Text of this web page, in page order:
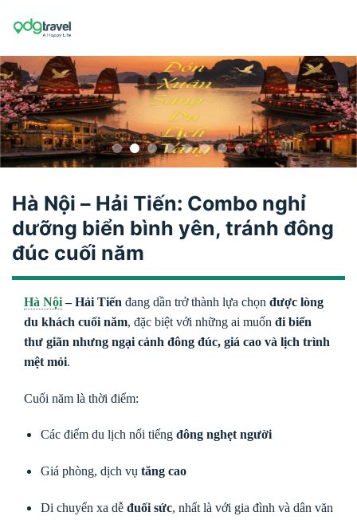
Hà Nội – Hải Tiến: Combo nghỉ
dưỡng biển bình yên, tránh đông
đúc cuối năm
Hà Nội– Hải Tiến đang dần trở thành lựa chọn được lòng
du khách cuối năm, đặc biệt với những ai muốn đi biển
thư giãn nhưng ngại cảnh đông đúc, giá cao và lịch trình
mệt mỏi.
Cuối năm là thời điểm:
Các điểm du lịch nổi tiếng đông nghẹt người
Giá phòng, dịch vụ tăng cao
Di chuyển xa dễ đuối sức, nhất là với gia đình và dân văn